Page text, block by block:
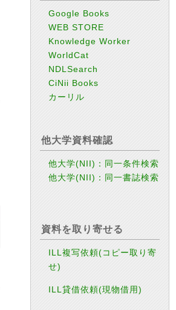
Google Books
WEB STORE
Knowledge Worker
WorldCat
NDLSearch
CiNii Books
カーリル
他大学資料確認
他大学(NII)：同一条件検索
他大学(NII)：同一書誌検索
資料を取り寄せる
ILL複写依頼(コピー取り寄
せ)
ILL貸借依頼(現物借用)